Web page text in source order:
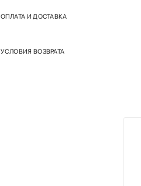
ОПЛАТА И ДОСТАВКА
УСЛОВИЯ ВОЗВРАТА